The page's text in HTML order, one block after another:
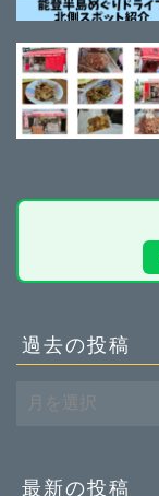
過去の投稿
去
稿
最新の投稿